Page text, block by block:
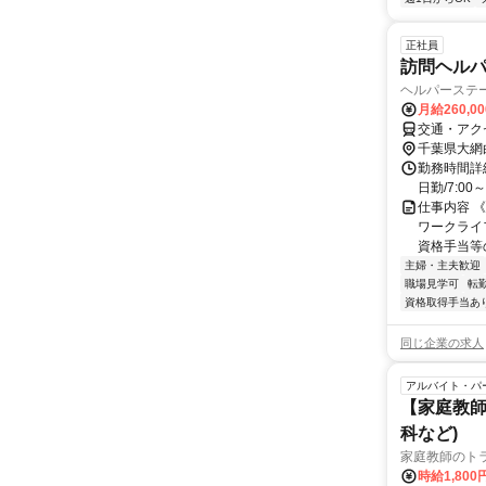
正社員
訪問ヘル
ヘルパーステ
月給
交通・ア
千葉県大網
勤務時間
日勤/7:00
仕事内容
ワークラ
資格手当
主婦・主夫歓迎
職場見学可
転
資格取得手当あ
同じ企業の求人
アルバイト・パ
【家庭教
科など)
家庭教師の
時給1,800